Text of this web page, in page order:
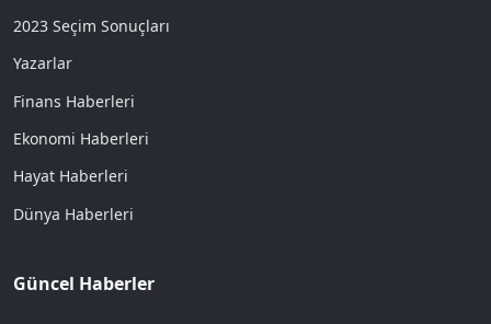
2023 Seçim Sonuçları
Yazarlar
Finans Haberleri
Ekonomi Haberleri
Hayat Haberleri
Dünya Haberleri
Güncel Haberler